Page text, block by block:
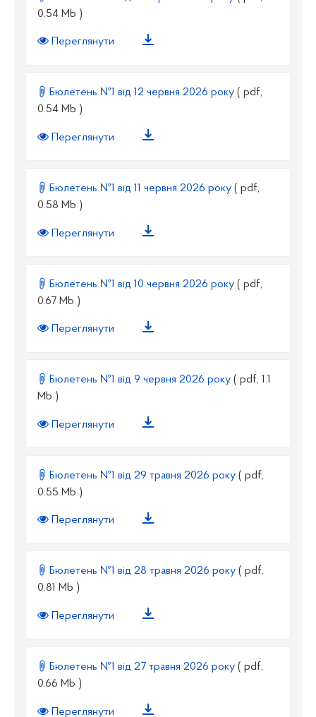
0.54 Mb )
Переглянути
Бюлетень №1 від 12 червня 2026 року ( pdf,
0.54 Mb )
Переглянути
Бюлетень №1 від 11 червня 2026 року ( pdf,
0.58 Mb )
Переглянути
Бюлетень №1 від 10 червня 2026 року ( pdf,
0.67 Mb )
Переглянути
Бюлетень №1 від 9 червня 2026 року ( pdf, 1.1
Mb )
Переглянути
Бюлетень №1 від 29 травня 2026 року ( pdf,
0.55 Mb )
Переглянути
Бюлетень №1 від 28 травня 2026 року ( pdf,
0.81 Mb )
Переглянути
Бюлетень №1 від 27 травня 2026 року ( pdf,
0.66 Mb )
Переглянути